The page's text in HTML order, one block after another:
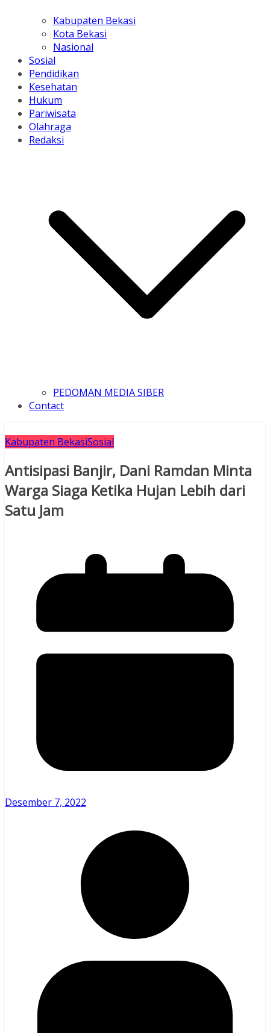
Kabupaten Bekasi
Kota Bekasi
Nasional
Sosial
Pendidikan
Kesehatan
Hukum
Pariwisata
Olahraga
Redaksi
PEDOMAN MEDIA SIBER
Contact
Kabupaten BekasiSosial
Antisipasi Banjir, Dani Ramdan Minta
Warga Siaga Ketika Hujan Lebih dari
Satu Jam
Desember 7, 2022